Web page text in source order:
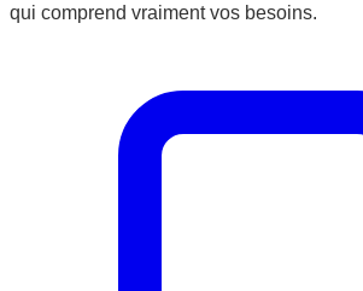
qui comprend vraiment vos besoins.